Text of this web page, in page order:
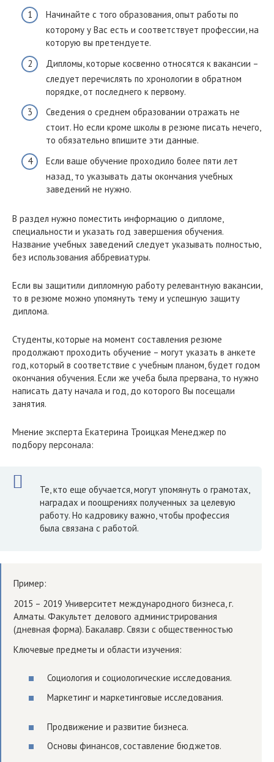
Начинайте с того образования, опыт работы по
которому у Вас есть и соответствует профессии, на
которую вы претендуете.
Дипломы, которые косвенно относятся к вакансии –
следует перечислять по хронологии в обратном
порядке, от последнего к первому.
Сведения о среднем образовании отражать не
стоит. Но если кроме школы в резюме писать нечего,
то обязательно впишите эти данные.
Если ваше обучение проходило более пяти лет
назад, то указывать даты окончания учебных
заведений не нужно.
В раздел нужно поместить информацию о дипломе,
специальности и указать год завершения обучения.
Название учебных заведений следует указывать полностью,
без использования аббревиатуры.
Если вы защитили дипломную работу релевантную вакансии,
то в резюме можно упомянуть тему и успешную защиту
диплома.
Студенты, которые на момент составления резюме
продолжают проходить обучение – могут указать в анкете
год, который в соответствие с учебным планом, будет годом
окончания обучения. Если же учеба была прервана, то нужно
написать дату начала и год, до которого Вы посещали
занятия.
Мнение эксперта Екатерина Троицкая Менеджер по
подбору персонала:
Те, кто еще обучается, могут упомянуть о грамотах,
наградах и поощрениях полученных за целевую
работу. Но кадровику важно, чтобы профессия
была связана с работой.
Пример:
2015 – 2019 Университет международного бизнеса, г.
Алматы. Факультет делового администрирования
(дневная форма). Бакалавр. Связи с общественностью
Ключевые предметы и области изучения:
Социология и социологические исследования.
Маркетинг и маркетинговые исследования.
Продвижение и развитие бизнеса.
Основы финансов, составление бюджетов.